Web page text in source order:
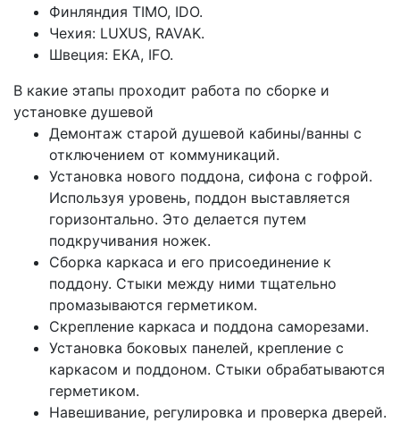
Финляндия TIMO, IDO.
Чехия: LUXUS, RAVAK.
Швеция: EKA, IFO.
В какие этапы проходит работа по сборке и
установке душевой
Демонтаж старой душевой кабины/ванны с
отключением от коммуникаций.
Установка нового поддона, сифона с гофрой.
Используя уровень, поддон выставляется
горизонтально. Это делается путем
подкручивания ножек.
Сборка каркаса и его присоединение к
поддону. Стыки между ними тщательно
промазываются герметиком.
Скрепление каркаса и поддона саморезами.
Установка боковых панелей, крепление с
каркасом и поддоном. Стыки обрабатываются
герметиком.
Навешивание, регулировка и проверка дверей.